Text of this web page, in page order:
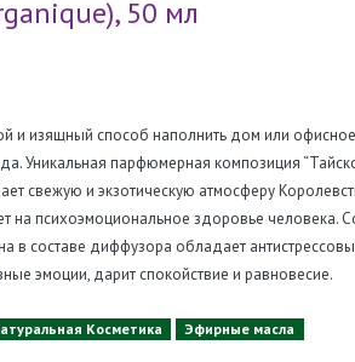
50 мл
и изящный способ наполнить дом или
Уникальная парфюмерная композиция
свежую и экзотическую атмосферу
на психоэмоциональное здоровье человека.
в составе диффузора обладает
эмоции, дарит спокойствие и равновесие.
Косметика Эфирные масла